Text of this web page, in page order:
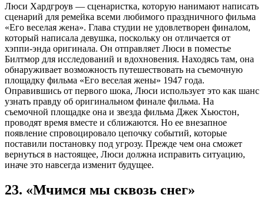
Люси Хардгроув — сценаристка, которую нанимают написать
сценарий для ремейка всеми любимого праздничного фильма
«Его веселая жена». Глава студии не удовлетворен финалом,
который написала девушка, поскольку он отличается от
хэппи-энда оригинала. Он отправляет Люси в поместье
Билтмор для исследований и вдохновения. Находясь там, она
обнаруживает возможность путешествовать на съемочную
площадку фильма «Его веселая жены» 1947 года.
Оправившись от первого шока, Люси использует это как шанс
узнать правду об оригинальном финале фильма. На
съемочной площадке она и звезда фильма Джек Хьюстон,
проводят время вместе и сближаются. Но ее внезапное
появление спровоцировало цепочку событий, которые
поставили постановку под угрозу. Прежде чем она сможет
вернуться в настоящее, Люси должна исправить ситуацию,
иначе это навсегда изменит будущее.
23. «Мчимся мы сквозь снег»